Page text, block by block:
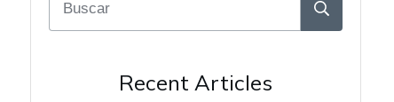
Recent Articles